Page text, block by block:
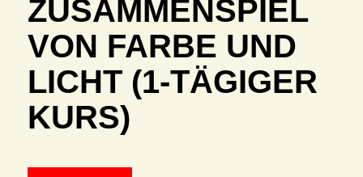
ZUSAMMENSPIEL
VON FARBE UND
LICHT (1-TÄGIGER
KURS)